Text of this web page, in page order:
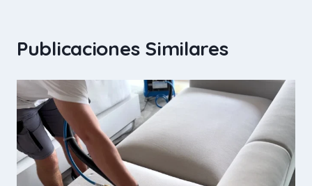
Publicaciones Similares